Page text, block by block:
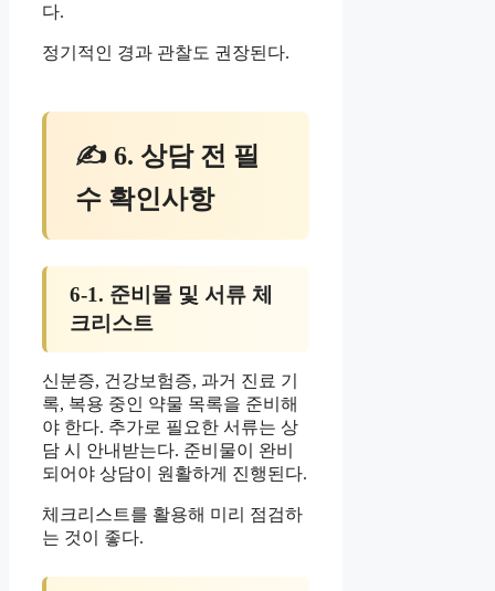
다.
정기적인 경과 관찰도 권장된다.
✍ 6. 상담 전 필
수 확인사항
6-1. 준비물 및 서류 체
크리스트
신분증, 건강보험증, 과거 진료 기
록, 복용 중인 약물 목록을 준비해
야 한다. 추가로 필요한 서류는 상
담 시 안내받는다. 준비물이 완비
되어야 상담이 원활하게 진행된다.
체크리스트를 활용해 미리 점검하
는 것이 좋다.